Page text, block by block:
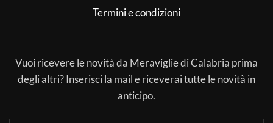
Termini e condizioni
Vuoi ricevere le novità da Meraviglie di Calabria prima
degli altri? Inserisci la mail e riceverai tutte le novità in
anticipo.